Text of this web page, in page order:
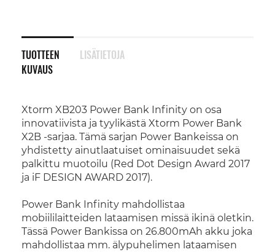
TUOTTEEN
KUVAUS
Xtorm XB203 Power Bank Infinity on osa
innovatiivista ja tyylikästä Xtorm Power Bank
X2B -sarjaa. Tämä sarjan Power Bankeissa on
yhdistetty ainutlaatuiset ominaisuudet sekä
palkittu muotoilu (Red Dot Design Award 2017
ja iF DESIGN AWARD 2017).
Power Bank Infinity mahdollistaa
mobiililaitteiden lataamisen missä ikinä oletkin.
Tässä Power Bankissa on 26.800mAh akku joka
mahdollistaa mm. älypuhelimen lataamisen
LISÄTIETOJA